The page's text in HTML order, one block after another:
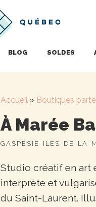
BLOG SOLDES
Accueil » Boutiques
À Marée
GASPÉSIE-ILES-DE-LA-
Studio créatif en art
interprète et
du Saint-Laurent.